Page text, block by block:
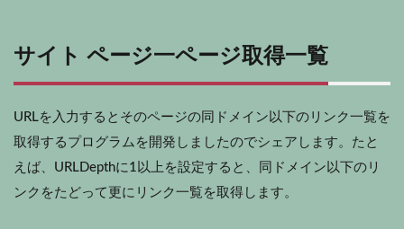
サイト ページ一ページ取得一覧
URLを入力するとそのページの同ドメイン以下のリンク一覧を
取得するプログラムを開発しましたのでシェアします。たと
えば、URLDepthに1以上を設定すると、同ドメイン以下のリ
ンクをたどって更にリンク一覧を取得します。